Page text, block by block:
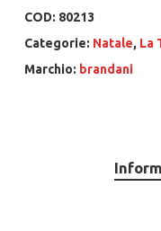
COD: 80213
Categorie: Natale, La
Marchio: brandani